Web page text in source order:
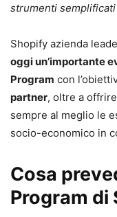
strumenti semplificati
Shopify azienda
oggi un’importante
Program con
partner, oltre a
sempre al meglio le
socio-economico in
Cosa
Program di